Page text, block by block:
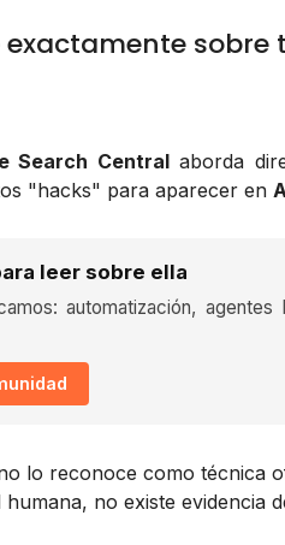
exactamente
Search Centralaborda
"hacks" para aparecer en
leer sobre ella
automatización,
lo reconoce como técnica
humana, no existe